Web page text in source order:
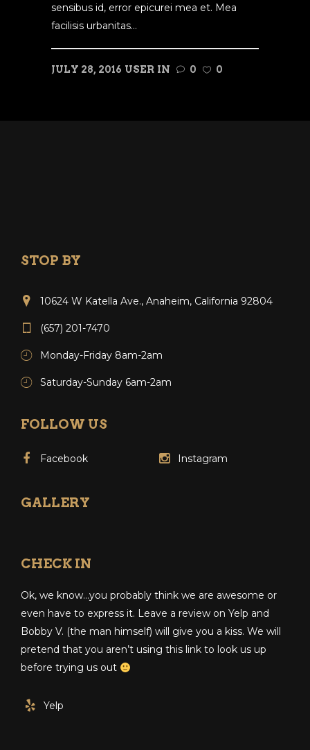
sensibus id, error epicurei mea et. Mea
facilisis urbanitas...
JULY 28, 2016 USER IN 0
0
STOP BY
10624 W Katella Ave., Anaheim, California 92804
(657) 201-7470
Monday-Friday 8am-2am
Saturday-Sunday 6am-2am
FOLLOW US
Facebook Instagram
GALLERY
CHECK IN
Ok, we know…you probably think we are awesome or
even have to express it. Leave a review on Yelp and
Bobby V. (the man himself) will give you a kiss. We will
pretend that you aren’t using this link to look us up
before trying us out
Yelp